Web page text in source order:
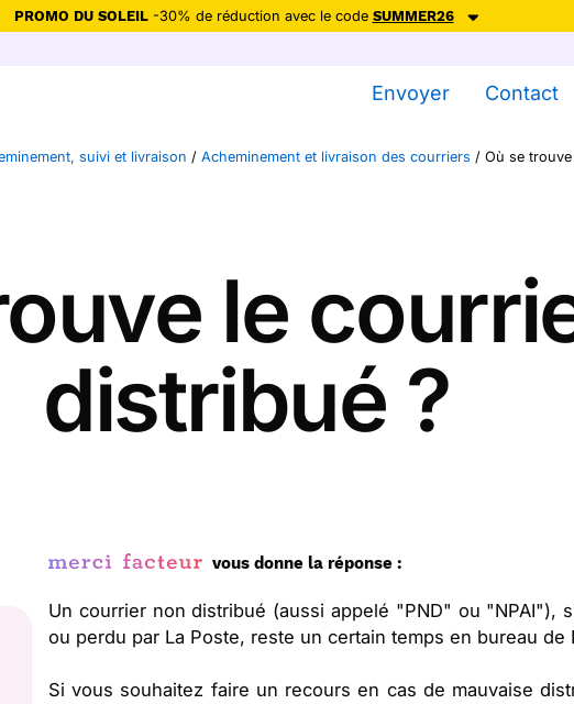
PROMO DU SOLEIL-30% de réduction avec le code SUMMER26
Envoyer Contact
suivi et livraison / Acheminement et livraison des courriers / Où se
le
distribué ?
vous donne la réponse :
Un courrier non distribué (aussi appelé "PND" ou "NPAI"),
ou perdu par La Poste, reste un certain temps en bureau de
Si vous souhaitez faire un recours en cas de mauvaise